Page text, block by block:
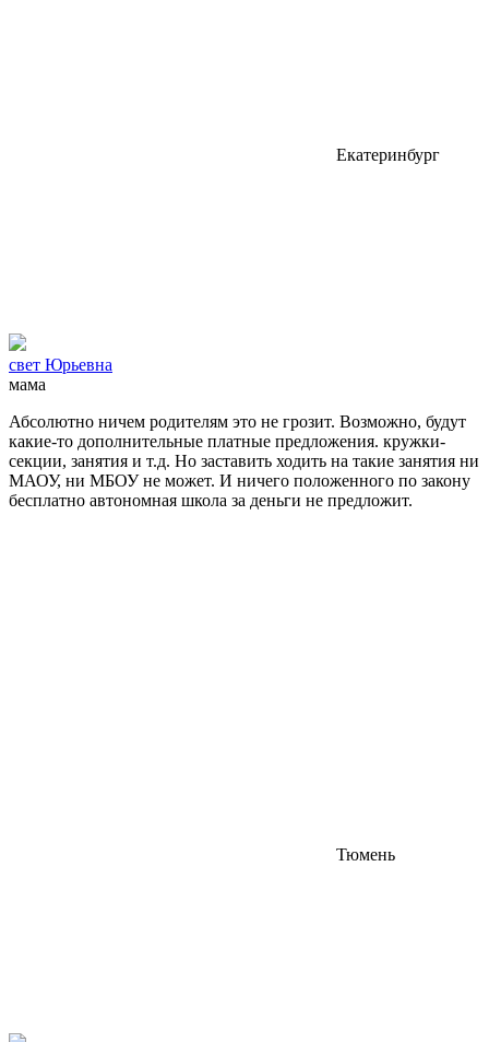
Екатеринбург
свет Юрьевна
мама
Абсолютно ничем родителям это не грозит. Возможно, будут
какие-то дополнительные платные предложения. кружки-
секции, занятия и т.д. Но заставить ходить на такие занятия ни
МАОУ, ни МБОУ не может. И ничего положенного по закону
бесплатно автономная школа за деньги не предложит.
Тюмень